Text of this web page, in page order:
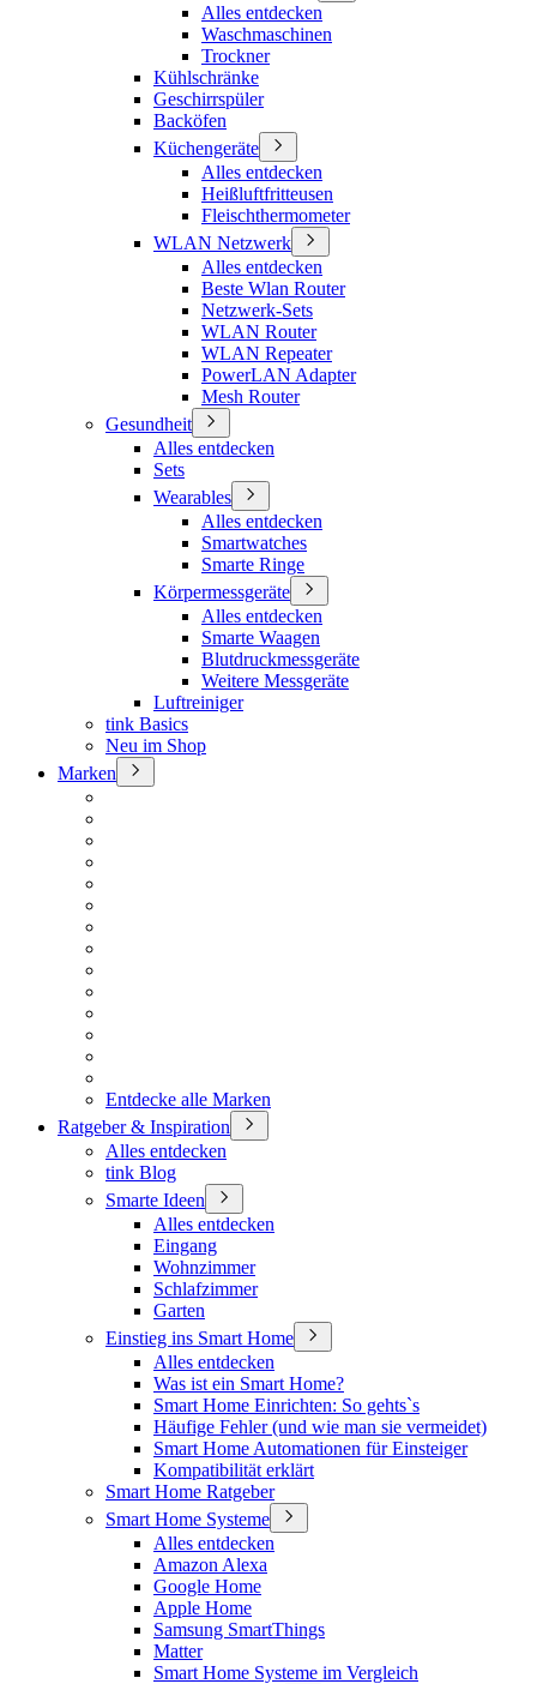
Alles entdecken
Waschmaschinen
Trockner
Kühlschränke
Geschirrspüler
Backöfen
Küchengeräte
Alles entdecken
Heißluftfritteusen
Fleischthermometer
WLAN Netzwerk
Alles entdecken
Beste Wlan Router
Netzwerk-Sets
WLAN Router
WLAN Repeater
PowerLAN Adapter
Mesh Router
Gesundheit
Alles entdecken
Sets
Wearables
Alles entdecken
Smartwatches
Smarte Ringe
Körpermessgeräte
Alles entdecken
Smarte Waagen
Blutdruckmessgeräte
Weitere Messgeräte
Luftreiniger
tink Basics
Neu im Shop
Marken
Entdecke alle Marken
Ratgeber & Inspiration
Alles entdecken
tink Blog
Smarte Ideen
Alles entdecken
Eingang
Wohnzimmer
Schlafzimmer
Garten
Einstieg ins Smart Home
Alles entdecken
Was ist ein Smart Home?
Smart Home Einrichten: So gehts`s
Häufige Fehler (und wie man sie vermeidet)
Smart Home Automationen für Einsteiger
Kompatibilität erklärt
Smart Home Ratgeber
Smart Home Systeme
Alles entdecken
Amazon Alexa
Google Home
Apple Home
Samsung SmartThings
Matter
Smart Home Systeme im Vergleich